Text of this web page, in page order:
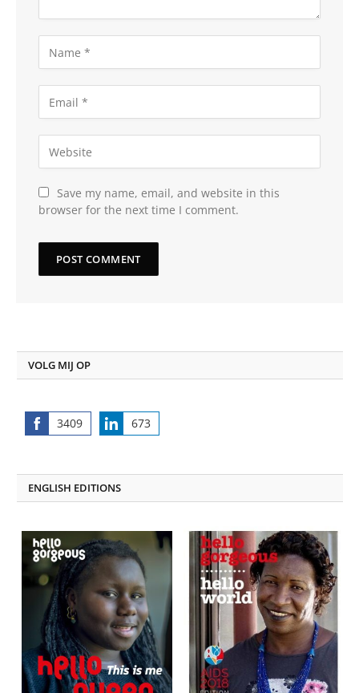
Save my name, email, and website in this
browser for the next time I comment.
VOLG MIJ OP
3409
Share
673
Share
ENGLISH EDITIONS